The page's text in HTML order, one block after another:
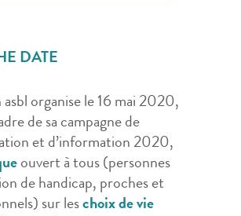
DATE
asbl organise le 16 mai 2020,
de sa campagne de
et d’information 2020,
ouvert à tous (personnes
de handicap, proches et
sur leschoix de vie